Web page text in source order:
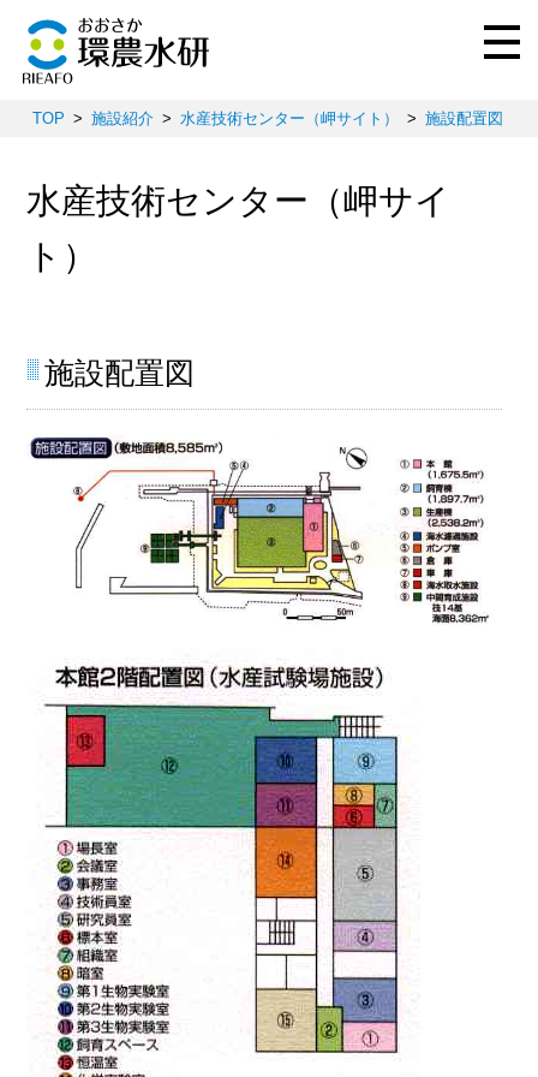
TOP 施設紹介 水産技術センター（岬サイト） 施設配置図
水産技術センター（岬サイ
ト）
施設配置図